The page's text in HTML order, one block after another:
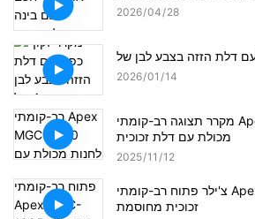
2026 04 28
2026 01 14
מקרר תצוגה רב-קומתי Apex MGC-2500 לחנות
מכולת עם דלת זכוכית
2025 11 12
צ'ילר פתוח רב-קומתי Apex MGC-1985 עם דלת
זכוכית מחוסמת